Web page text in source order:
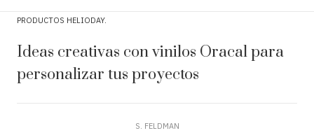
PRODUCTOS HELIODAY
Ideas creativas con vinilos Oracal para
personalizar tus proyectos
S. FELDMAN